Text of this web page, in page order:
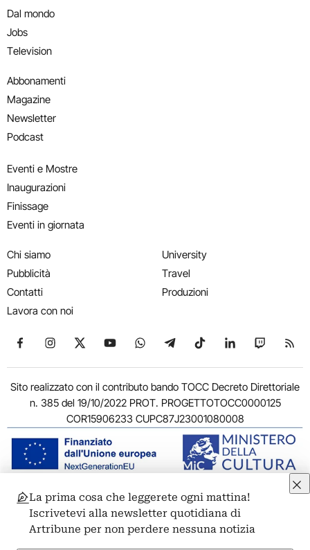
Dal mondo
Jobs
Television
Abbonamenti
Magazine
Newsletter
Podcast
Eventi e Mostre
Inaugurazioni
Finissage
Eventi in giornata
Chi siamo
Pubblicità
Contatti
Lavora con noi
University
Travel
Produzioni
Seguici su Facebook
Seguici su Instagram
Seguici su X
Seguici su YouTube
Seguici su WhatsApp
Seguici su Telegram
Seguici su TikTok
Seguici su
Seguici
Sito realizzato con il contributo bando TOCC Decreto Direttoriale
n. 385 del 19/10/2022 PROT. PROGETTOTOCC0000125
COR15906233 CUPC87J23001080008
© 2011-2026 ARTRIBUNE srl – Corso Vittorio Emanuele II, 287 –
00186 Roma - P.I. 11381581005
Privacy: Responsabile della protezione dei dati personali
La prima cosa che leggerete ogni mattina!
Iscrivetevi alla newsletter quotidiana di
Artribune per non perdere nessuna notizia